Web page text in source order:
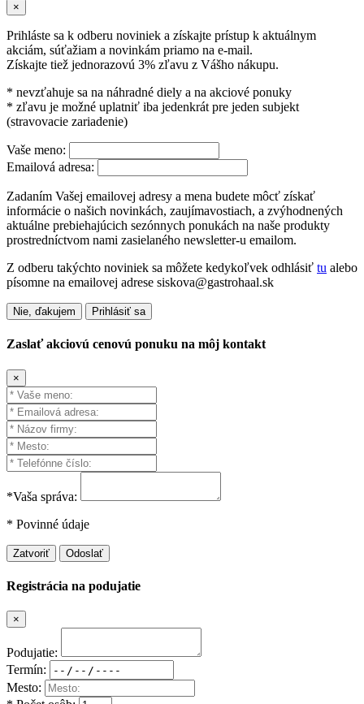
×
Prihláste sa k odberu noviniek a získajte prístup k aktuálnym
akciám, súťažiam a novinkám priamo na e-mail.
Získajte tiež jednorazovú 3% zľavu z Vášho nákupu.
* nevzťahuje sa na náhradné diely a na akciové ponuky
* zľavu je možné uplatniť iba jedenkrát pre jeden subjekt
(stravovacie zariadenie)
Vaše meno:
Emailová adresa:
Zadaním Vašej emailovej adresy a mena budete môcť získať
informácie o našich novinkách, zaujímavostiach, a zvýhodnených
aktuálne prebiehajúcich sezónnych ponukách na naše produkty
prostredníctvom nami zasielaného newsletter-u emailom.
Z odberu takýchto noviniek sa môžete kedykoľvek odhlásiť tu alebo
písomne na emailovej adrese siskova@gastrohaal.sk
Nie, ďakujem Prihlásiť sa
Zaslať akciovú cenovú ponuku na môj kontakt
×
*Vaša správa:
* Povinné údaje
Zatvoriť Odoslať
Registrácia na podujatie
×
Podujatie:
Termín:
Mesto: